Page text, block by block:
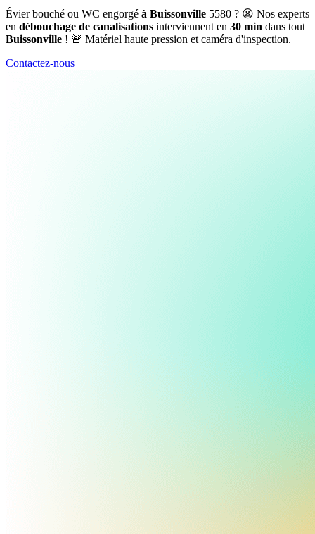
Évier bouché ou WC engorgé à Buissonville 5580 ? 😫 Nos experts
en débouchage de canalisations interviennent en 30 min dans tout
Buissonville ! 🚨 Matériel haute pression et caméra d'inspection.
Contactez-nous